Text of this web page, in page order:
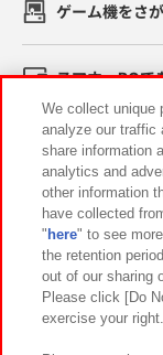
ゲーム機をさ
スマホ・PCで
イベント・キ
関連会社
プライバシーポリ
お取引先
We collect unique
analyze our traffic
share information
analytics and
other information
have collected
" here" to see
the retention
out of our sharing
Please click [Do
exercise your right.